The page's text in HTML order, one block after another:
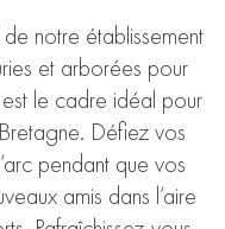
notre établissement
et arborées pour
le cadre idéal pour
Défiez vos
pendant que vos
amis dans l’aire